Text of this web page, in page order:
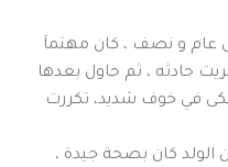
عام و نصف ، كان مهتماَ
حادثه ، ثم حاول بعدها
في خوف شديد، تكررت
الولد كان بصحة جيدة ،